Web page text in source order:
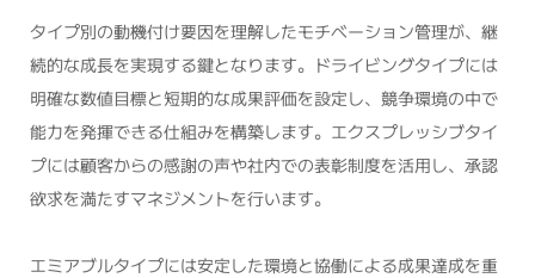
タイプ別の動機付け要因を理解したモチベーション管理が、継
続的な成長を実現する鍵となります。ドライビングタイプには
明確な数値目標と短期的な成果評価を設定し、競争環境の中で
能力を発揮できる仕組みを構築します。エクスプレッシブタイ
プには顧客からの感謝の声や社内での表彰制度を活用し、承認
欲求を満たすマネジメントを行います。
エミアブルタイプには安定した環境と協働による成果達成を重